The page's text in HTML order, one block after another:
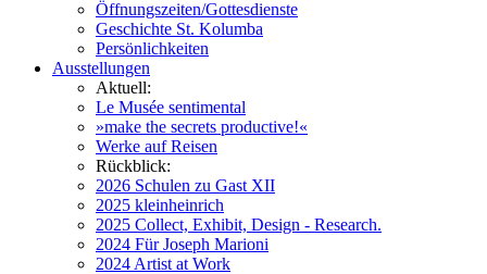
Öffnungszeiten/Gottesdienste
Geschichte St. Kolumba
Persönlichkeiten
Ausstellungen
Aktuell:
Le Musée sentimental
»make the secrets productive!«
Werke auf Reisen
Rückblick:
2026 Schulen zu Gast XII
2025 kleinheinrich
2025 Collect, Exhibit, Design - Research.
2024 Für Joseph Marioni
2024 Artist at Work